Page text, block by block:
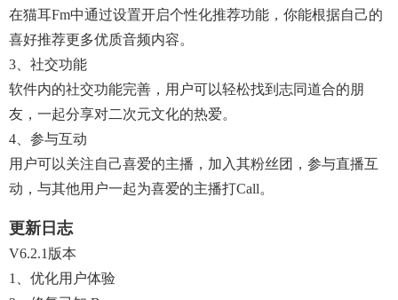
在猫耳fm中通过设置开启个性化推荐功能，你能根据自己的
喜好推荐更多优质音频内容。
3、社交功能
软件内的社交功能完善，用户可以轻松找到志同道合的朋
友，一起分享对二次元文化的热爱。
4、参与互动
用户可以关注自己喜爱的主播，加入其粉丝团，参与直播互
动，与其他用户一起为喜爱的主播打call。
更新日志
V6.2.1版本
1、优化用户体验